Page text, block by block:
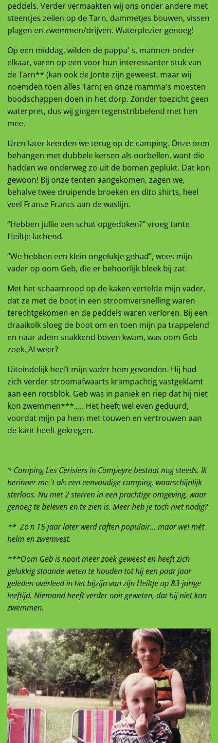
peddels. Verder vermaakten wij ons onder andere met
steentjes zeilen op de Tarn, dammetjes bouwen, vissen
plagen en zwemmen/drijven. Waterplezier genoeg!
Op een middag, wilden de pappa' s, mannen-onder-
elkaar, varen op een voor hun interessanter stuk van
de Tarn** (kan ook de Jonte zijn geweest, maar wij
noemden toen alles Tarn) en onze mamma's moesten
boodschappen doen in het dorp. Zonder toezicht geen
waterpret, dus wij gingen tegenstribbelend met hen
mee.
Uren later keerden we terug op de camping. Onze oren
behangen met dubbele kersen als oorbellen, want die
hadden we onderweg zo uit de bomen geplukt. Dat kon
gewoon! Bij onze tenten aangekomen, zagen we,
behalve twee druipende broeken en dito shirts, heel
veel Franse Francs aan de waslijn.
“Hebben jullie een schat opgedoken?” vroeg tante
Heiltje lachend.
“We hebben een klein ongelukje gehad”, wees mijn
vader op oom Geb, die er behoorlijk bleek bij zat.
Met het schaamrood op de kaken vertelde mijn vader,
dat ze met de boot in een stroomversnelling waren
terechtgekomen en de peddels waren verloren. Bij een
draaikolk sloeg de boot om en toen mijn pa trappelend
en naar adem snakkend boven kwam, was oom Geb
zoek. Al weer?
Uiteindelijk heeft mijn vader hem gevonden. Hij had
zich verder stroomafwaarts krampachtig vastgeklamt
aan een rotsblok. Geb was in paniek en riep dat hij niet
kon zwemmen***..... Het heeft wel even geduurd,
voordat mijn pa hem met touwen en vertrouwen aan
de kant heeft gekregen.
* Camping Les Cerisiers in Compeyre bestaat nog steeds. Ik
herinner me 't als een eenvoudige camping, waarschijnlijk
sterloos. Nu met 2 sterren in een prachtige omgeving, waar
genoeg te beleven en te zien is. Meer heb je toch niet nodig?
** Zo'n 15 jaar later werd raften populair... maar wel mèt
helm en zwemvest.
***Oom Geb is nooit meer zoek geweest en heeft zich
gelukkig staande weten te houden tot hij een paar jaar
geleden overleed in het bijzijn van zijn Heiltje op 83-jarige
leeftijd. Niemand heeft verder ooit geweten, dat hij niet kon
zwemmen.